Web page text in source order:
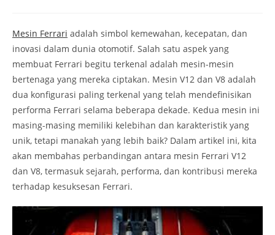
Mesin Ferrari adalah simbol kemewahan, kecepatan, dan
inovasi dalam dunia otomotif. Salah satu aspek yang
membuat Ferrari begitu terkenal adalah mesin-mesin
bertenaga yang mereka ciptakan. Mesin V12 dan V8 adalah
dua konfigurasi paling terkenal yang telah mendefinisikan
performa Ferrari selama beberapa dekade. Kedua mesin ini
masing-masing memiliki kelebihan dan karakteristik yang
unik, tetapi manakah yang lebih baik? Dalam artikel ini, kita
akan membahas perbandingan antara mesin Ferrari V12
dan V8, termasuk sejarah, performa, dan kontribusi mereka
terhadap kesuksesan Ferrari.